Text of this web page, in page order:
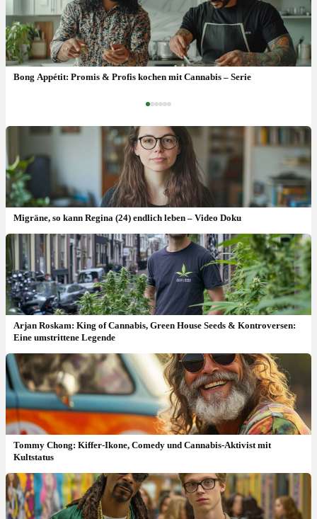
Bong Appétit: Promis & Profis kochen mit Cannabis – Serie
High Maintenance: Kiffer Geschichten aus New York – Serie
Migräne, so kann Regina (24) endlich leben – Video Doku
Arjan Roskam: King of Cannabis, Green House Seeds & Kontroversen:
Eine umstrittene Legende
Tommy Chong: Kiffer-Ikone, Comedy und Cannabis-Aktivist mit
Kultstatus